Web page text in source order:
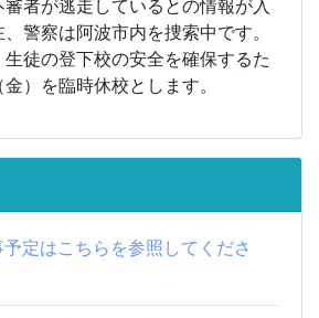
者が逃走しているとの情報が入
警察は阿波市内を捜索中です。
徒の登下校の安全を確保するた
）を臨時休校とします。
定はこちらを参照してくださ